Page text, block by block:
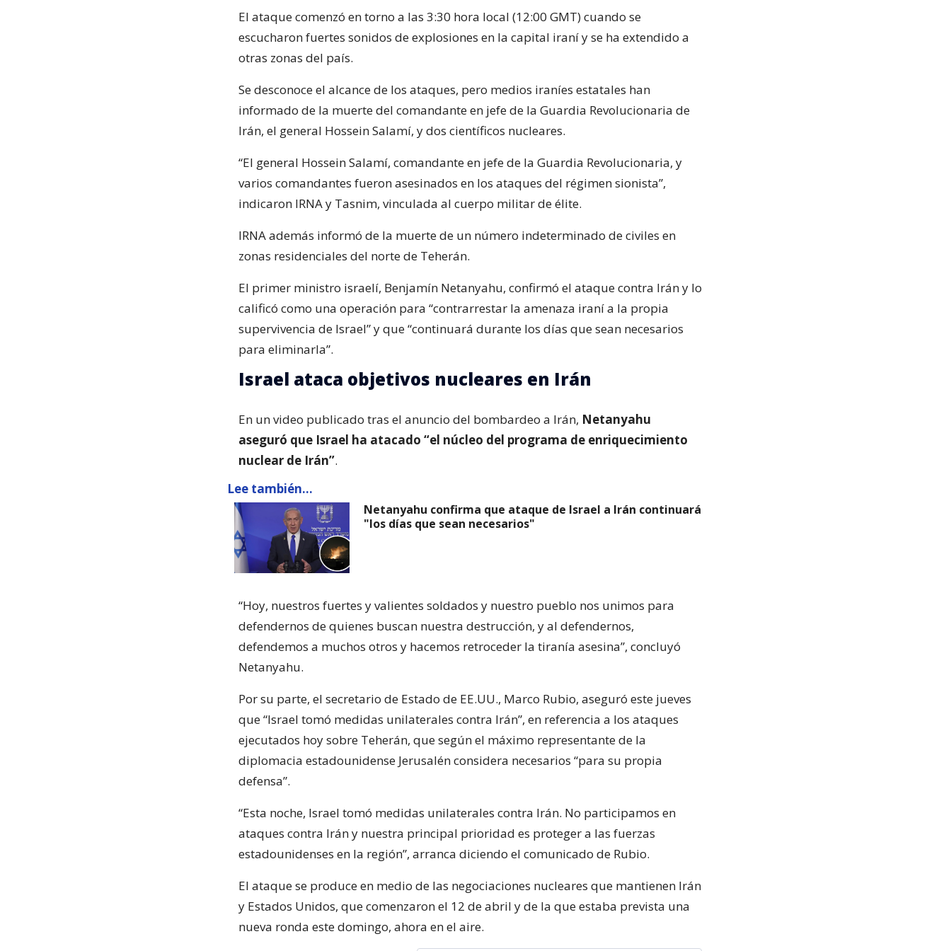
El ataque comenzó en torno a las 3:30 hora local (12:00 GMT) cuando se
escucharon fuertes sonidos de explosiones en la capital iraní y se ha extendido a
otras zonas del país.
Se desconoce el alcance de los ataques, pero medios iraníes estatales han
informado de la muerte del comandante en jefe de la Guardia Revolucionaria de
Irán, el general Hossein Salamí, y dos científicos nucleares.
“El general Hossein Salamí, comandante en jefe de la Guardia Revolucionaria, y
varios comandantes fueron asesinados en los ataques del régimen sionista”,
indicaron IRNA y Tasnim, vinculada al cuerpo militar de élite.
IRNA además informó de la muerte de un número indeterminado de civiles en
zonas residenciales del norte de Teherán.
El primer ministro israelí, Benjamín Netanyahu, confirmó el ataque contra Irán y lo
calificó como una operación para “contrarrestar la amenaza iraní a la propia
supervivencia de Israel” y que “continuará durante los días que sean necesarios
para eliminarla”.
Israel ataca objetivos nucleares en Irán
En un video publicado tras el anuncio del bombardeo a Irán, Netanyahu
aseguró que Israel ha atacado “el núcleo del programa de enriquecimiento
nuclear de Irán”.
Lee también...
Netanyahu confirma que ataque de Israel a Irán continuará
"los días que sean necesarios"
“Hoy, nuestros fuertes y valientes soldados y nuestro pueblo nos unimos para
defendernos de quienes buscan nuestra destrucción, y al defendernos,
defendemos a muchos otros y hacemos retroceder la tiranía asesina”, concluyó
Netanyahu.
Por su parte, el secretario de Estado de EE.UU., Marco Rubio, aseguró este jueves
que “Israel tomó medidas unilaterales contra Irán”, en referencia a los ataques
ejecutados hoy sobre Teherán, que según el máximo representante de la
diplomacia estadounidense Jerusalén considera necesarios “para su propia
defensa”.
“Esta noche, Israel tomó medidas unilaterales contra Irán. No participamos en
ataques contra Irán y nuestra principal prioridad es proteger a las fuerzas
estadounidenses en la región”, arranca diciendo el comunicado de Rubio.
El ataque se produce en medio de las negociaciones nucleares que mantienen Irán
y Estados Unidos, que comenzaron el 12 de abril y de la que estaba prevista una
nueva ronda este domingo, ahora en el aire.